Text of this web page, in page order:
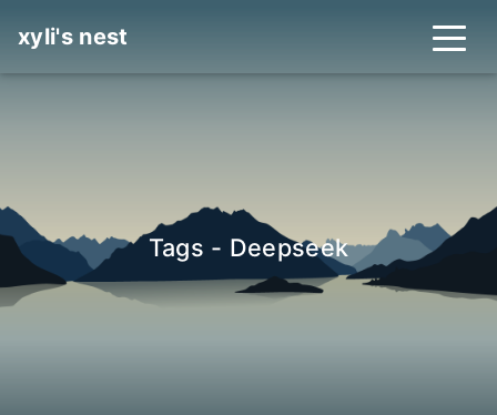
xyli's nest
Tags - Deepseek